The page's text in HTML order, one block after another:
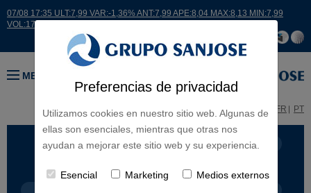
Preferencias de privacidad
Utilizamos cookies en nuestro sitio web. Algunas de
ellas son esenciales, mientras que otras nos
ayudan a mejorar este sitio web y su experiencia.
Esencial Marketing Medios externos
07/08 17:35 ULT:7,99 VAR:-1,36% ANT:7,99 APE:8,04 MAX:8,13 MIN:7,99
VOL:17664
MENÚ
EN FR PT
LÍNEA DE NEGOCIO CONTINENTES